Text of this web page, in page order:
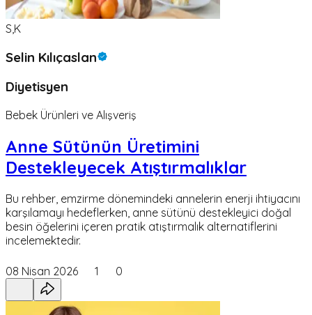
S,K
Selin Kılıçaslan
Diyetisyen
Bebek Ürünleri ve Alışveriş
Anne Sütünün Üretimini
Destekleyecek Atıştırmalıklar
Bu rehber, emzirme dönemindeki annelerin enerji ihtiyacını
karşılamayı hedeflerken, anne sütünü destekleyici doğal
besin öğelerini içeren pratik atıştırmalık alternatiflerini
incelemektedir.
08 Nisan 2026 1 0